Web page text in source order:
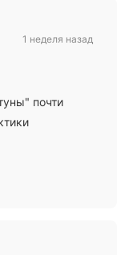
почти
1 неделя назад